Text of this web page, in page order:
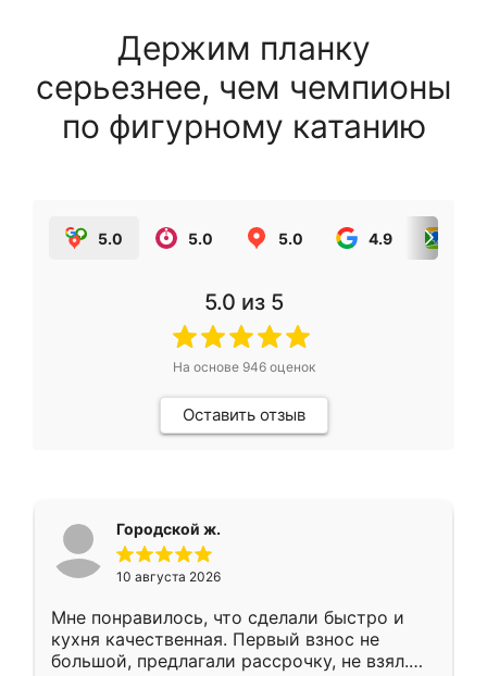
Держим планку
серьезнее, чем чемпионы
по фигурному катанию
5.0 5.0 5.0 4.9
5.0 из 5
На основе 946оценок
Оставить отзыв
Городской ж.
10 августа 2026
Мне понравилось, что сделали быстро и
кухня качественная. Первый взнос не
большой, предлагали рассрочку, не взял.